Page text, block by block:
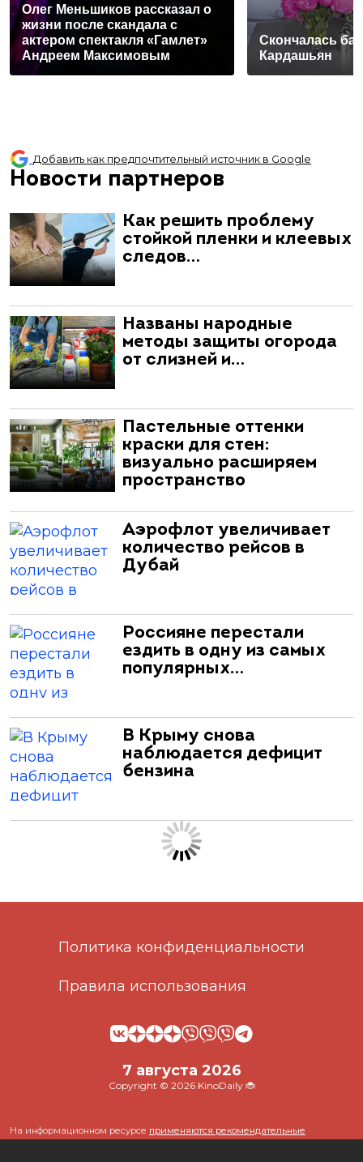
Олег Меньшиков рассказал о
жизни после скандала с
актером спектакля «Гамлет»
Андреем Максимовым
Скончалась
Кардашьян
Добавить как предпочтительный источник в Google
Новости партнеров
Как решить проблему
стойкой пленки и клеевых
следов…
Названы народные
методы защиты огорода
от слизней и…
Пастельные оттенки
краски для стен:
визуально расширяем
пространство
Аэрофлот увеличивает
количество рейсов в
Дубай
Россияне перестали
ездить в одну из самых
популярных…
В Крыму снова
наблюдается дефицит
бензина
Политика конфиденциальности
Правила использования
7 августа 2026
Copyright © 2026 KinoDaily 🐞
На информационном ресурсе применяются рекомендательные